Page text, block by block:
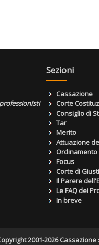
Sezioni
Cassazione
Corte
Consiglio di
Tar
Merito
Attuazione
Focus
Corte di
Il Parere
Le FAQ dei
In breve
2001-2026 Cassazione